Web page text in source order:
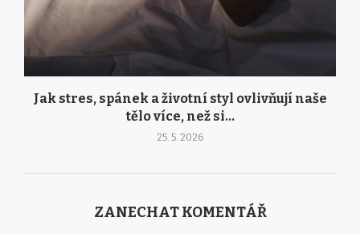
Jak stres, spánek a životní styl ovlivňují naše
tělo více, než si...
25. 5. 2026
ZANECHAT KOMENTÁŘ